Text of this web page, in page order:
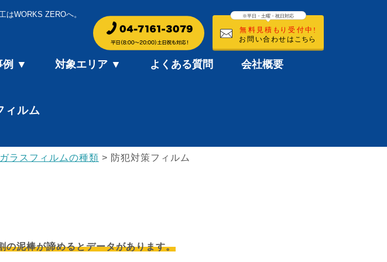
WORKS ZEROへ。
例 ▼ 対象エリア ▼ よくある質問 会社概要
ィルム
ラスフィルムの種類 > 防犯対策フィルム
の泥棒が諦めるとデータがあります。